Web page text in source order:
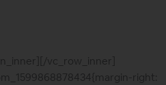
vc_row_inner]
right: